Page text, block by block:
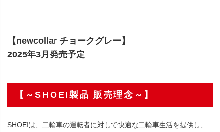
【newcollar チョークグレー】
2025年3月発売予定
【～SHOEI製品 販売理念～】
SHOEIは、二輪車の運転者に対して快適な二輪車生活を提供し、